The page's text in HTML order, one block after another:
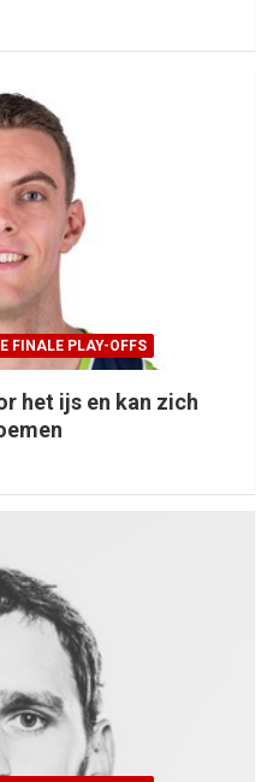
FINALE PLAY-OFFS
het ijs en kan zich